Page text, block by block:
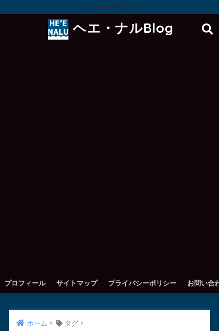
スポンサーリンク
ヘエ・ナルBlog
プロフィール サイトマップ プライバシーポリシー お問い合
ホーム タグ